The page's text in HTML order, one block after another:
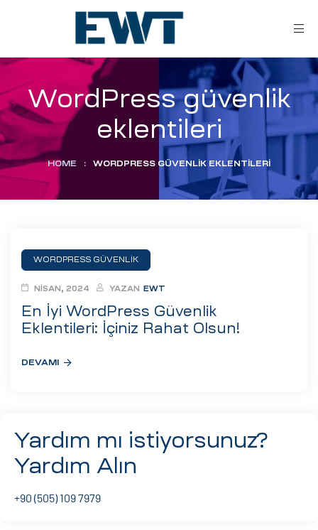
WordPress güvenlik
eklentileri
HOME : WORDPRESS GÜVENLIK EKLENTILERI
WORDPRESS GÜVENLIK
En İyi WordPress Güvenlik
Eklentileri: İçiniz Rahat Olsun!
NISAN, 2024 YAZAN EWT
DEVAMI
Yardım mı istiyorsunuz?
Yardım Alın
+90 (505) 109 7979